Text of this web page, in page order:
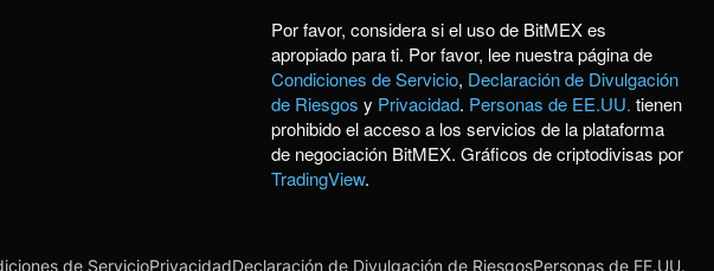
Por favor, considera si el uso de BitMEX es
apropiado para ti. Por favor, lee nuestra página de
Condiciones de Servicio, Declaración de Divulgación
de Riesgos y Privacidad. Personas de EE.UU. tienen
prohibido el acceso a los servicios de la plataforma
de negociación BitMEX. Gráficos de criptodivisas por
TradingView.
de ServicioPrivacidadDeclaración de Divulgación de RiesgosPersonas de EE.UU.